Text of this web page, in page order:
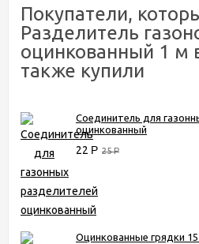
Покупатели,
Разделитель
оцинкованный 1 м
также купили
Соединитель для
оцинкованный
22 Р 25Р
Оцинкованные грядки 15